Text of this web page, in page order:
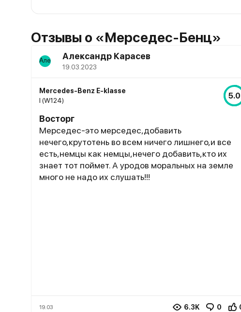
Отзывы о «Mерседес-Бенц»
Александр Карасев
19.03.2023
Mercedes-Benz E-klasse
I (W124)
5.0
Восторг
Мерседес-это мерседес,добавить
нечего,крутотень во всем ничего лишнего,и все
есть,немцы как немцы,нечего добавить,кто их
знает тот поймет. А уродов моральных на земле
много не надо их слушать!!!
19.03 6.3K 0